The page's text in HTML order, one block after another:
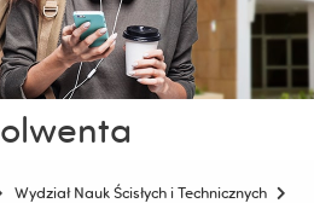
Wydział Nauk Ścisłych i Technicznych